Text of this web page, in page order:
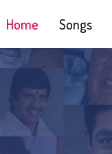
Home Songs